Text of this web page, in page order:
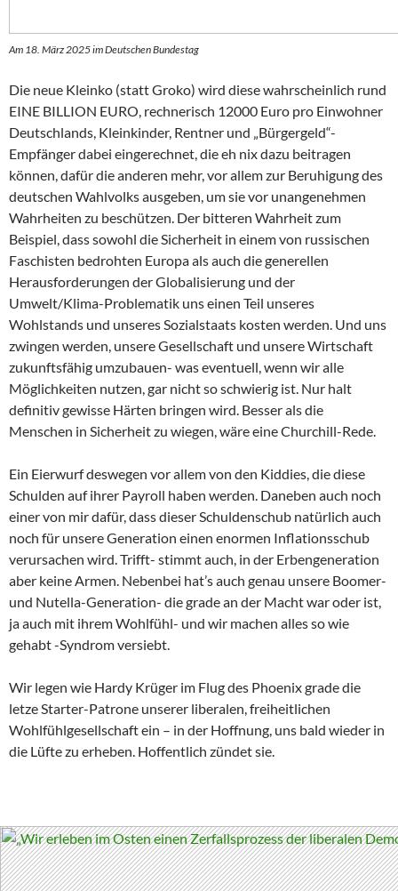
Am 18. März 2025 im Deutschen Bundestag
Die neue Kleinko (statt Groko) wird diese wahrscheinlich rund
EINE BILLION EURO, rechnerisch 12000 Euro pro Einwohner
Deutschlands, Kleinkinder, Rentner und „Bürgergeld“-
Empfänger dabei eingerechnet, die eh nix dazu beitragen
können, dafür die anderen mehr, vor allem zur Beruhigung des
deutschen Wahlvolks ausgeben, um sie vor unangenehmen
Wahrheiten zu beschützen. Der bitteren Wahrheit zum
Beispiel, dass sowohl die Sicherheit in einem von russischen
Faschisten bedrohten Europa als auch die generellen
Herausforderungen der Globalisierung und der
Umwelt/Klima-Problematik uns einen Teil unseres
Wohlstands und unseres Sozialstaats kosten werden. Und uns
zwingen werden, unsere Gesellschaft und unsere Wirtschaft
zukunftsfähig umzubauen- was eventuell, wenn wir alle
Möglichkeiten nutzen, gar nicht so schwierig ist. Nur halt
definitiv gewisse Härten bringen wird. Besser als die
Menschen in Sicherheit zu wiegen, wäre eine Churchill-Rede.
Ein Eierwurf deswegen vor allem von den Kiddies, die diese
Schulden auf ihrer Payroll haben werden. Daneben auch noch
einer von mir dafür, dass dieser Schuldenschub natürlich auch
noch für unsere Generation einen enormen Inflationsschub
verursachen wird. Trifft- stimmt auch, in der Erbengeneration
aber keine Armen. Nebenbei hat’s auch genau unsere Boomer-
und Nutella-Generation- die grade an der Macht war oder ist,
ja auch mit ihrem Wohlfühl- und wir machen alles so wie
gehabt -Syndrom versiebt.
Wir legen wie Hardy Krüger im Flug des Phoenix grade die
letze Starter-Patrone unserer liberalen, freiheitlichen
Wohlfühlgesellschaft ein – in der Hoffnung, uns bald wieder in
die Lüfte zu erheben. Hoffentlich zündet sie.